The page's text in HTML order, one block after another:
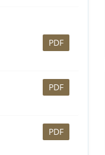
PDF
PDF
PDF